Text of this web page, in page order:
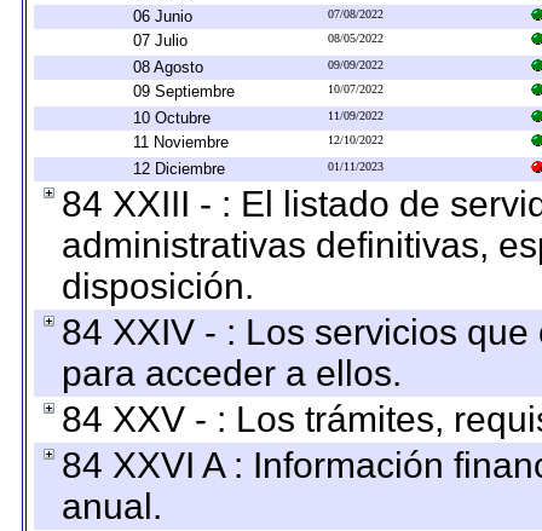
06 Junio 07/08/2022
07 Julio 08/05/2022
08 Agosto 09/09/2022
09 Septiembre 10/07/2022
10 Octubre 11/09/2022
11 Noviembre 12/10/2022
12 Diciembre 01/11/2023
84 XXIII - : El listado de
administrativas definitivas,
disposición.
84 XXIV - : Los servicios
para acceder a ellos.
84 XXV - : Los trámites,
84 XXVI A : Información
anual.